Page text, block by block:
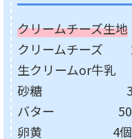
クリームチーズ生地
クリームチーズ
生クリームor牛乳
砂糖 30
バター 50
卵黄 4個